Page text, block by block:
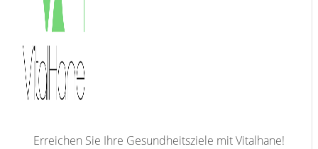
Erreichen Sie Ihre Gesundheitsziele mit Vitalhane!